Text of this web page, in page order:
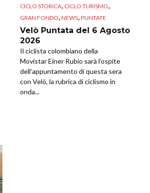
CICLO STORICA, CICLO TURISMO,
GRAN FONDO, NEWS, PUNTATE
Velò Puntata del 6 Agosto
2026
Il ciclista colombiano della
Movistar Einer Rubio sarà l’ospite
dell’appuntamento di questa sera
con Velò, la rubrica di ciclismo in
onda...